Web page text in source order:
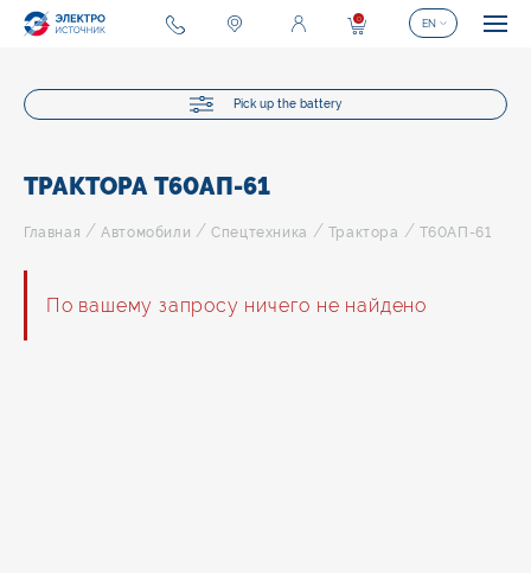
Pick up the battery
ТРАКТОРА Т60АП-61
Главная /Автомобили /Спецтехника / Трактора / Т60АП-61
По вашему запросу ничего не найдено
0 EN